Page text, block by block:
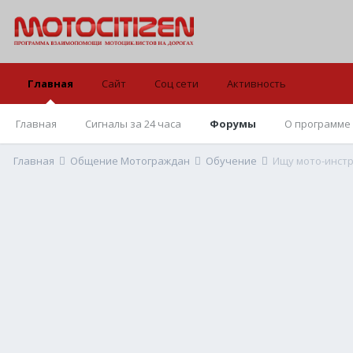
Главная
Главная Сигналы за 24 часа Форумы О программе
Сайт Соц сети Активность
Главная Общение Мотограждан Обучение Ищу мото-